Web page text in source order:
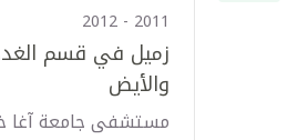
2011 - 2012
زميل في قسم
والأيض
مستشفى جامعة آغا